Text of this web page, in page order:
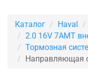
Каталог Haval
2.0 16V 7AMT
Тормозная
Направляющая